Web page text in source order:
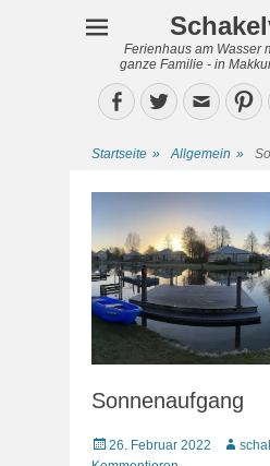
Ferienhaus am Wasser
ganze Familie - in
Facebook
TwitterEmail
Startseite » Allgemein »
Sonnenaufgang
Veröffentlicht
26. Februar 2022 Autor